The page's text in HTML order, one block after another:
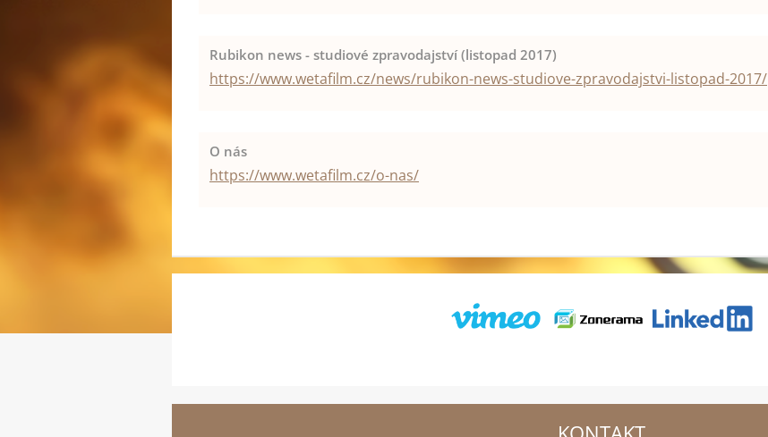
Rubikon news - studiové zpravodajství (listopad 2017)
https://www.wetafilm.cz/news/rubikon-news-studiove-zpravodajstvi-listopad-2017/
O nás
https://www.wetafilm.cz/o-nas/